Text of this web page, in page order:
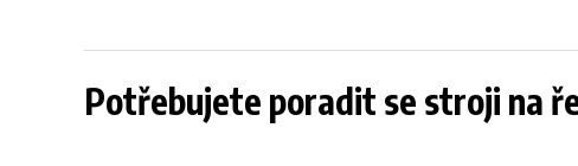
Potřebujete poradit se stroji na